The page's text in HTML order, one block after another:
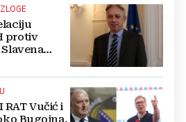
protiv
RAT Vučić i
Bugojna,